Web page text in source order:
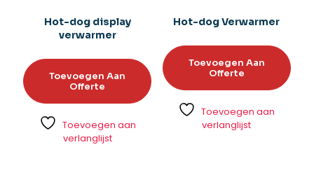
Hot-dog display
verwarmer
Toevoegen Aan
Offerte
Toevoegen aan
verlanglijst
Hot-dog Verwarmer
Toevoegen Aan
Offerte
Toevoegen aan
verlanglijst